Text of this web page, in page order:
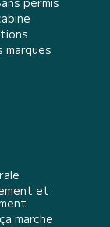
marques
et
marche